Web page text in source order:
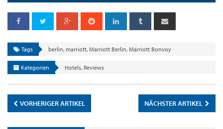
Tags berlin, marriott, Marriott Berlin, Marriott Bonvoy
Kategorien Hotels, Reviews
VORHERIGER ARTIKEL NÄCHSTER ARTIKEL